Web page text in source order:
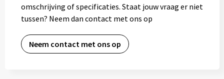
omschrijving of specificaties. Staat jouw vraag er niet
tussen? Neem dan contact met ons op
Neem contact met ons op